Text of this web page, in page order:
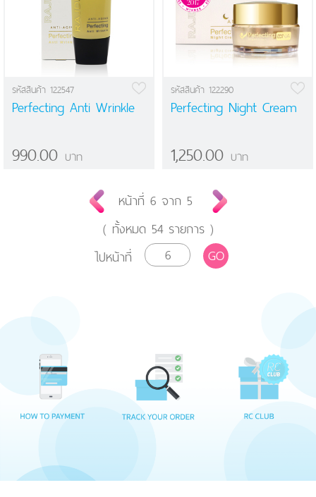
รหัสสินค้า 122547
Perfecting Anti Wrinkle
990.00 บาท
รหัสสินค้า 122290
Perfecting Night Cream
1,250.00 บาท
หน้าที่ 6จาก 5
( ทั้งหมด 54รายการ )
ไปหน้าที่
GO